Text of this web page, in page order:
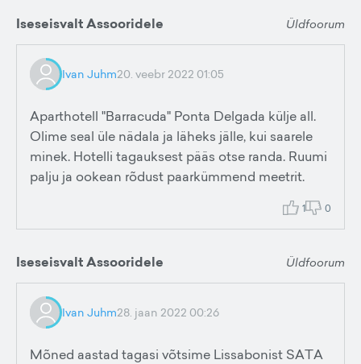
Iseseisvalt Assooridele Üldfoorum
Ivan Juhm20. veebr 2022 01:05
Aparthotell "Barracuda" Ponta Delgada külje all.
Olime seal üle nädala ja läheks jälle, kui saarele
minek. Hotelli tagauksest pääs otse randa. Ruumi
palju ja ookean rõdust paarkümmend meetrit.
1 0
Iseseisvalt Assooridele Üldfoorum
Ivan Juhm28. jaan 2022 00:26
Mõned aastad tagasi võtsime Lissabonist SATA